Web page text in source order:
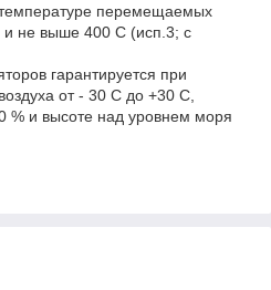
перемещаемых
и не выше 400 С (исп.3; с
гарантируется при
от - 30 С до +30 С,
% и высоте над уровнем моря